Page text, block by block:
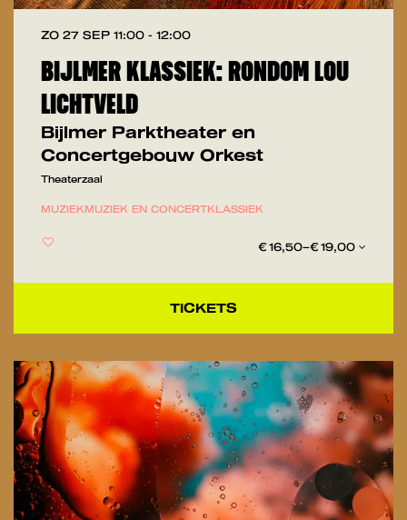
BIJLMER KLASSIEK: RONDOM LOU
LICHTVELD
Bijlmer Parktheater en
Concertgebouw Orkest
ZO 27 SEP 11:00 - 12:00
Theaterzaal
MUZIEK MUZIEK EN CONCERTKLASSIEK
€ 16,50–€ 19,00
TICKETS